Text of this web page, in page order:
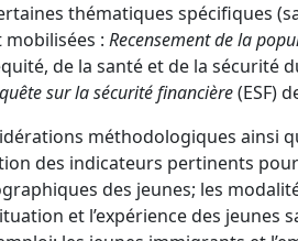
thématiques spécifiques
: Recensement de la
de la santé et de la sécurité
sur la sécurité financière(ESF)
méthodologiques ainsi
des indicateurs pertinents
des jeunes; les
et l’expérience des jeunes